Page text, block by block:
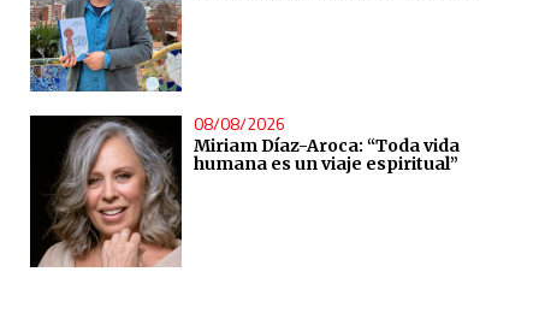
08/08/2026
Miriam Díaz-Aroca: “Toda vida
humana es un viaje espiritual”